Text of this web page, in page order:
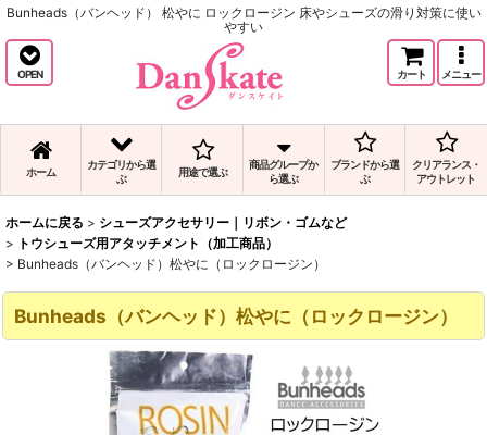
Bunheads（バンヘッド） 松やに ロックロージン 床やシューズの滑り対策に使い
やすい
OPEN カート メニュー
ホーム
カテゴリから選
ぶ
用途で選ぶ
商品グループか
ら選ぶ
ブランドから選
ぶ
クリアランス・
アウトレット
ホームに戻る > シューズアクセサリー｜リボン・ゴムなど
> トウシューズ用アタッチメント（加工商品）
> Bunheads（バンヘッド）松やに（ロックロージン）
Bunheads（バンヘッド）松やに（ロックロージン）